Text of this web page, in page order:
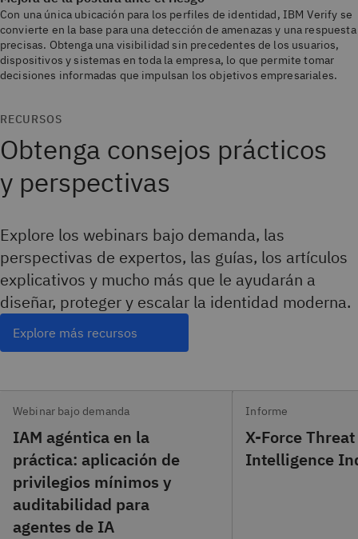
Con una única ubicación para los perfiles de identidad, IBM Verify se
convierte en la base para una detección de amenazas y una respuesta
precisas. Obtenga una visibilidad sin precedentes de los usuarios,
dispositivos y sistemas en toda la empresa, lo que permite tomar
decisiones informadas que impulsan los objetivos empresariales.
RECURSOS
Obtenga consejos prácticos
y perspectivas
Explore los webinars bajo demanda, las
perspectivas de expertos, las guías, los artículos
explicativos y mucho más que le ayudarán a
diseñar, proteger y escalar la identidad moderna.
Explore más recursos
Webinar bajo demanda
IAM agéntica en la
práctica: aplicación de
privilegios mínimos y
auditabilidad para
agentes de IA
Informe
X-Force Threat
Intelligence